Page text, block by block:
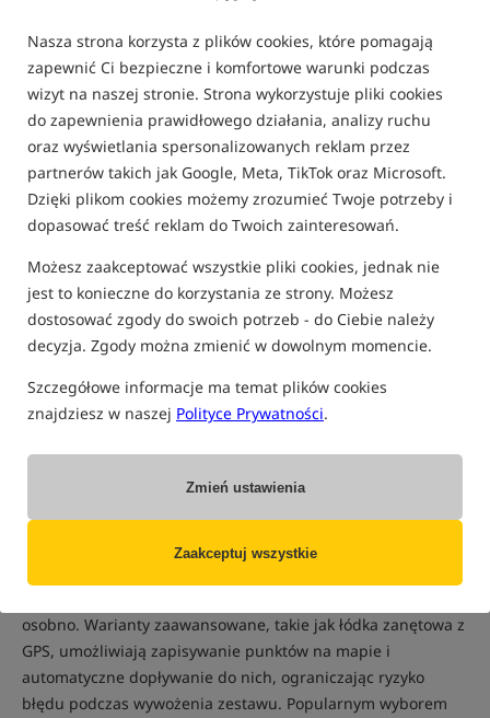
Nasza strona korzysta z plików cookies, które pomagają
zapewnić Ci bezpieczne i komfortowe warunki podczas
wizyt na naszej stronie. Strona wykorzystuje pliki cookies
do zapewnienia prawidłowego działania, analizy ruchu
oraz wyświetlania spersonalizowanych reklam przez
partnerów takich jak Google, Meta, TikTok oraz Microsoft.
Dzięki plikom cookies możemy zrozumieć Twoje potrzeby i
dopasować treść reklam do Twoich zainteresowań.
Możesz zaakceptować wszystkie pliki cookies, jednak nie
jest to konieczne do korzystania ze strony. Możesz
dostosować zgody do swoich potrzeb - do Ciebie należy
decyzja. Zgody można zmienić w dowolnym momencie.
Szczegółowe informacje ma temat plików cookies
znajdziesz w naszej Polityce Prywatności.
Zmień ustawienia
Zaakceptuj wszystkie
O C U E Ł N H
Łódka zanętowa
Łódka zanętowa to zdalnie sterowana jednostka pływająca
wyposażona w komory transportowe, przeznaczona do
precyzyjnego wywożenia zanęty oraz zestawów
karpiowych na wybrane miejsce na łowisku. Rozwiązanie
to pozwala na dokładne umieszczenie przynęty i zestawu
w punktach trudnych do osiągnięcia techniką rzutową, co
czyni je szczególnie cenionym narzędziem w
nowoczesnym wędkarstwie karpiowym.
Budowa i działanie
dystansach. Konstrukcja obejmuje jedną lub dwie komory
zanętowe, które otwierają się w określonym miejscu za
pomocą pilota, co zapewnia wysoką precyzję nęcenia. W
osobno. Warianty zaawansowane, takie jak łódka zanętowa z
GPS, umożliwiają zapisywanie punktów na mapie i
automatyczne dopływanie do nich, ograniczając ryzyko
błędu podczas wywożenia zestawu. Popularnym wyborem